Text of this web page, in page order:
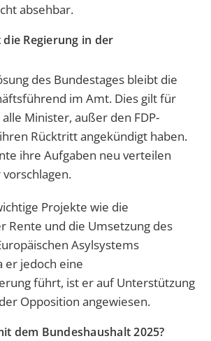
absehbar.
Regierung in der
des Bundestages bleibt die
im Amt. Dies gilt für
Minister, außer den FDP-
Rücktritt angekündigt haben.
ihre Aufgaben neu verteilen
Projekte wie die
Rente und die Umsetzung des
Asylsystems
er jedoch eine
führt, ist er auf Unterstützung
Opposition angewiesen.
dem Bundeshaushalt 2025?